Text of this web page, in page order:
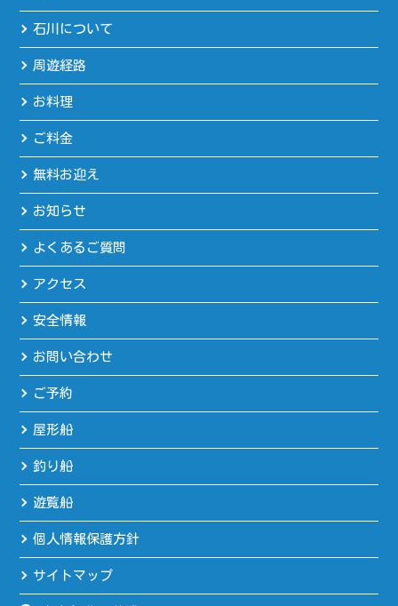
石川について
周遊経路
お料理
ご料金
無料お迎え
お知らせ
よくあるご質問
アクセス
安全情報
お問い合わせ
ご予約
屋形船
釣り船
遊覧船
個人情報保護方針
サイトマップ